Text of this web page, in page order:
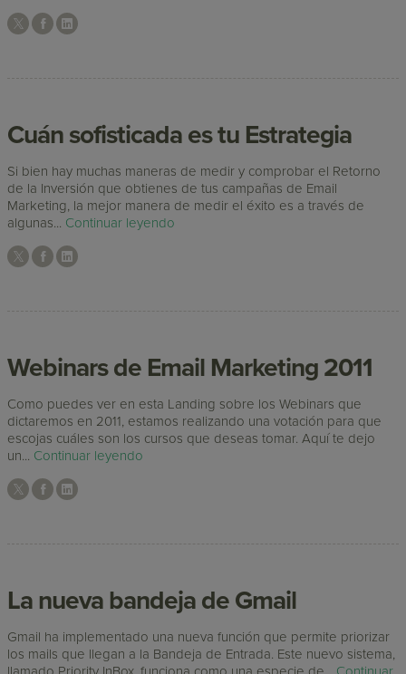
Cuán sofisticada es tu Estrategia
Si bien hay muchas maneras de medir y comprobar el Retorno
de la Inversión que obtienes de tus campañas de Email
Marketing, la mejor manera de medir el éxito es a través de
algunas... Continuar leyendo
Webinars de Email Marketing 2011
Como puedes ver en esta Landing sobre los Webinars que
dictaremos en 2011, estamos realizando una votación para que
escojas cuáles son los cursos que deseas tomar. Aquí te dejo
un... Continuar leyendo
La nueva bandeja de Gmail
Gmail ha implementado una nueva función que permite priorizar
los mails que llegan a la Bandeja de Entrada. Este nuevo sistema,